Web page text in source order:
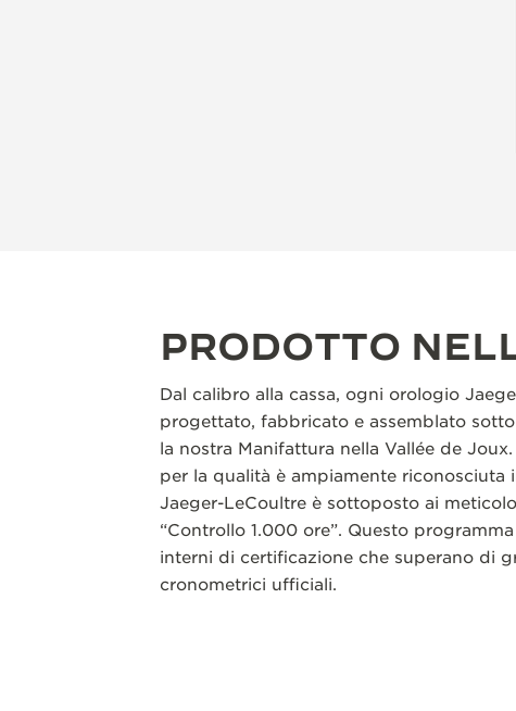
PRODOTTO
Dal calibro alla cassa, ogni orologio
progettato, fabbricato e assemblato
la nostra Manifattura nella Vallée de
per la qualità è ampiamente
Jaeger-LeCoultre è sottoposto ai
“Controllo 1.000 ore”. Questo
interni di certificazione che superano di
cronometrici ufficiali.